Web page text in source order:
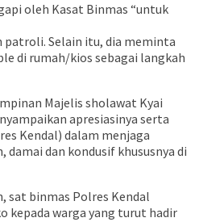
oleh Kasat Binmas “untuk
Selain itu, dia meminta
di rumah/kios sebagai langkah
Majelis sholawat Kyai
apresiasinya serta
Kendal) dalam menjaga
dan kondusif khususnya di
sat binmas Polres Kendal
kepada warga yang turut hadir